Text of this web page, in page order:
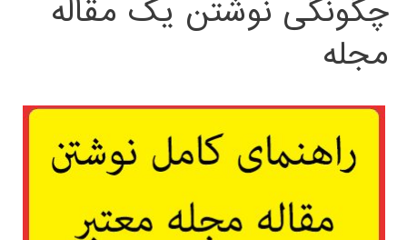
چگونگی نوشتن یک مقاله
مجله